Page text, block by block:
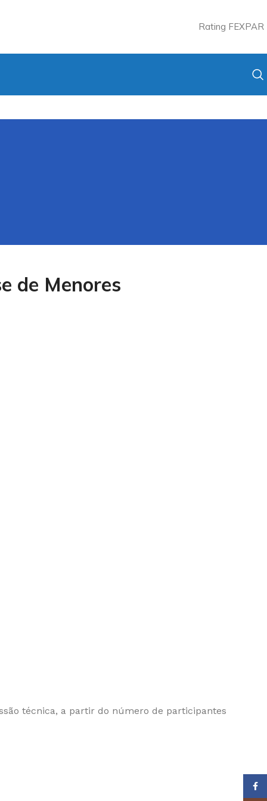
Rating FEXPAR
de Menores
técnica, a partir do número de participantes